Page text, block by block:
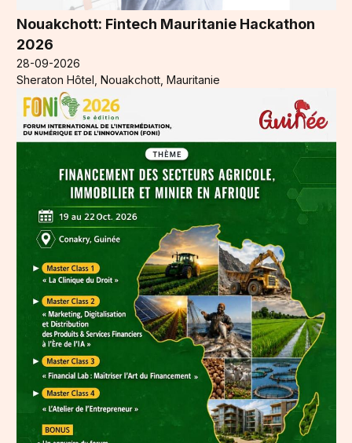
Nouakchott: Fintech Mauritanie Hackathon
2026
28-09-2026
Sheraton Hôtel, Nouakchott, Mauritanie